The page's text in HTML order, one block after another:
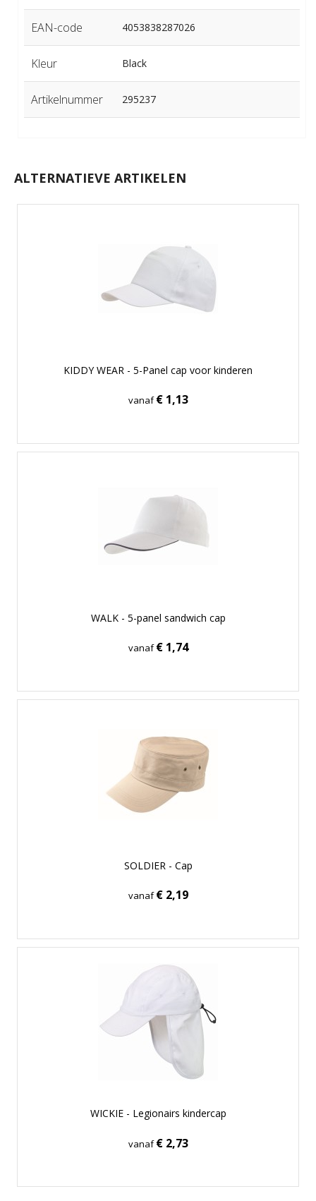
EAN-code 4053838287026
Kleur Black
Artikelnummer 295237
ALTERNATIEVE ARTIKELEN
KIDDY WEAR - 5-Panel cap voor kinderen
vanaf€ 1,13
WALK - 5-panel sandwich cap
vanaf€ 1,74
SOLDIER - Cap
vanaf€ 2,19
WICKIE - Legionairs kindercap
vanaf€ 2,73